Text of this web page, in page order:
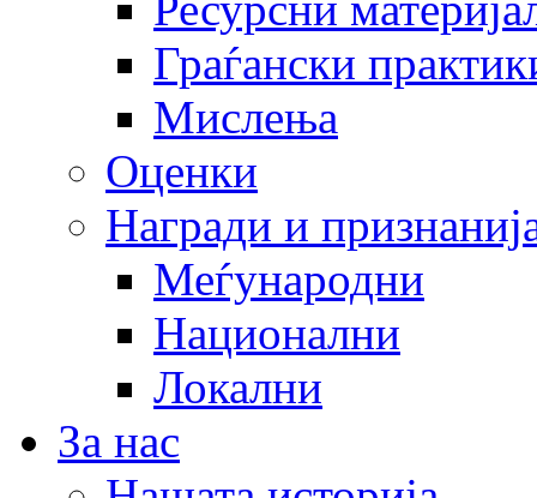
Граѓански
Мислења
Оценки
Награди и
Меѓународни
Национални
Локални
За нас